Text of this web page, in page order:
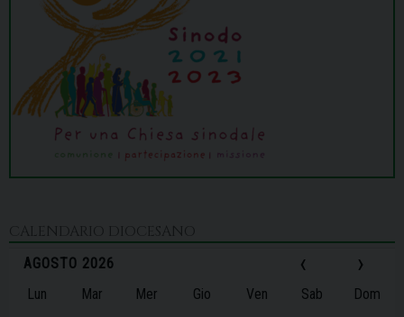
CALENDARIO DIOCESANO
‹
AGOSTO 2026 ›
Lun Mar Mer Gio Ven Sab Dom